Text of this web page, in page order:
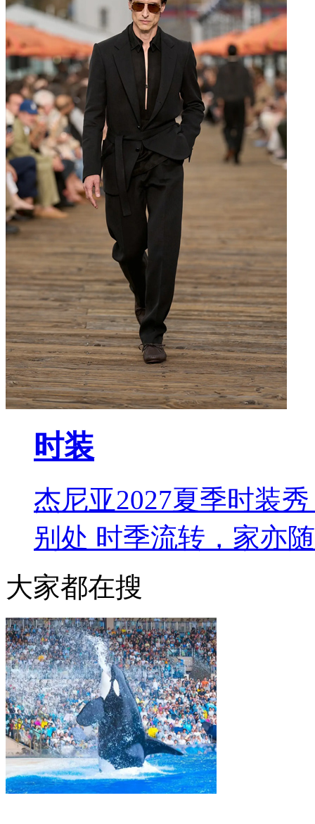
时装
杰尼亚2027夏季时装
别处 时季流转，家亦
大家都在搜